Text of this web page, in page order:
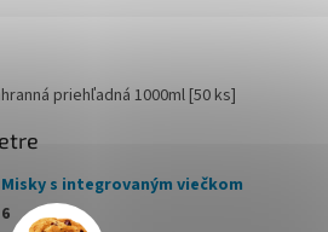
priehľadná 1000ml [50 ks]
Misky s integrovaným viečkom
6